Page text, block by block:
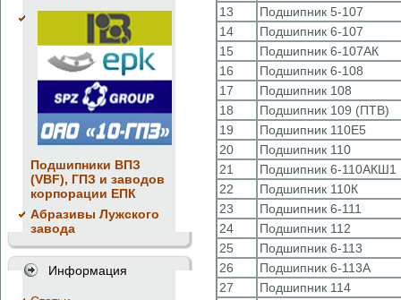
Подшипники ВПЗ
(VBF), ГПЗ и заводов
корпорации ЕПК
Абразивы Лужского
завода
Информация
13
Подшипник 5-107
14
Подшипник 6-107
15
Подшипник 6-107АК
16
Подшипник 6-108
17
Подшипник 108
18
Подшипник 109 (ПТВ)
19
Подшипник 110Е5
20
Подшипник 110
21
Подшипник 6-110АКШ1
22
Подшипник 110К
23
Подшипник 6-111
24
Подшипник 112
25
Подшипник 6-113
26
Подшипник 6-113А
27
Подшипник 114